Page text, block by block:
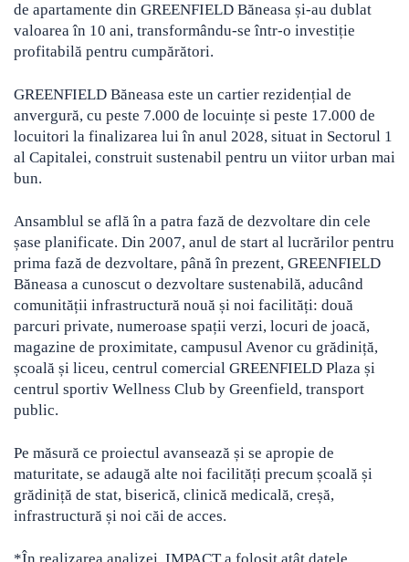
de apartamente din GREENFIELD Băneasa și-au dublat
valoarea în 10 ani, transformându-se într-o investiție
profitabilă pentru cumpărători.
GREENFIELD Băneasa este un cartier rezidențial de
anvergură, cu peste 7.000 de locuințe si peste 17.000 de
locuitori la finalizarea lui în anul 2028, situat in Sectorul 1
al Capitalei, construit sustenabil pentru un viitor urban mai
bun.
Ansamblul se află în a patra fază de dezvoltare din cele
șase planificate. Din 2007, anul de start al lucrărilor pentru
prima fază de dezvoltare, până în prezent, GREENFIELD
Băneasa a cunoscut o dezvoltare sustenabilă, aducând
comunității infrastructură nouă și noi facilități: două
parcuri private, numeroase spații verzi, locuri de joacă,
magazine de proximitate, campusul Avenor cu grădiniță,
școală și liceu, centrul comercial GREENFIELD Plaza și
centrul sportiv Wellness Club by Greenfield, transport
public.
Pe măsură ce proiectul avansează și se apropie de
maturitate, se adaugă alte noi facilități precum școală și
grădiniță de stat, biserică, clinică medicală, creșă,
infrastructură și noi căi de acces.